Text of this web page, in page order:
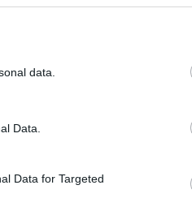
data.
Data.
Data for Targeted